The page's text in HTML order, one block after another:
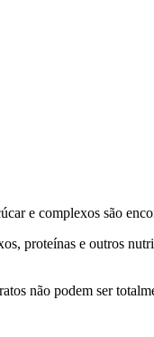
e complexos são
proteínas e outros
não podem ser